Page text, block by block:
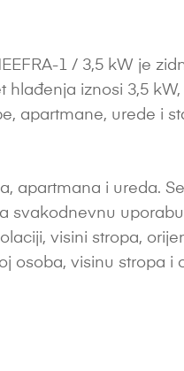
1 / 3,5 kW je
iznosi 3,5 kW,
apartmane, urede i
apartmana i ureda.
svakodnevnu
visini stropa,
osoba, visinu stropa i